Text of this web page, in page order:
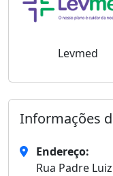
Levmed
Informações
Endereço:
Rua Padre